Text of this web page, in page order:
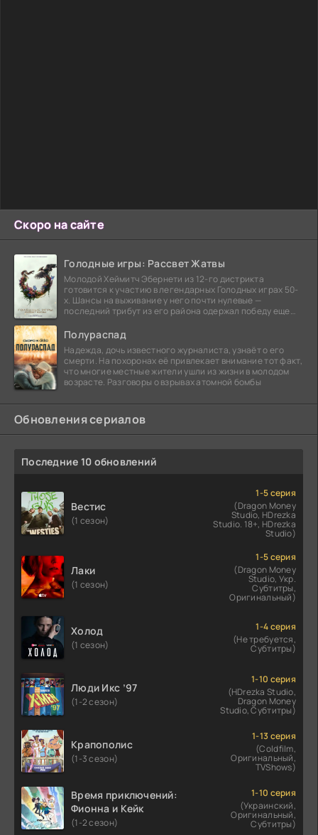
Скоро на сайте
Голодные игры: Рассвет Жатвы
Молодой Хеймитч Эбернети из 12-го дистрикта
готовится к участию в легендарных Голодных играх 50-
х. Шансы на выживание у него почти нулевые —
последний трибут из его района одержал победу еще
Полураспад
Надежда, дочь известного журналиста, узнаёт о его
смерти. На похоронах её привлекает внимание тот факт,
что многие местные жители ушли из жизни в молодом
возрасте. Разговоры о взрывах атомной бомбы
Обновления сериалов
Последние 10 обновлений
Вестис
(1 сезон)
1-5 серия
(Dragon Money
Studio, HDrezka
Studio. 18+, HDrezka
Studio)
Лаки
(1 сезон)
1-5 серия
(Dragon Money
Studio, Укр.
Субтитры,
Оригинальный)
Холод
(1 сезон)
1-4 серия
(Не требуется,
Субтитры)
Люди Икс ’97
(1-2 сезон)
1-10 серия
(HDrezka Studio,
Dragon Money
Studio, Субтитры)
Крапополис
(1-3 сезон)
1-13 серия
(Coldfilm,
Оригинальный,
TVShows)
Время приключений:
Фионна и Кейк
(1-2 сезон)
1-10 серия
(Украинский,
Оригинальный,
Субтитры)